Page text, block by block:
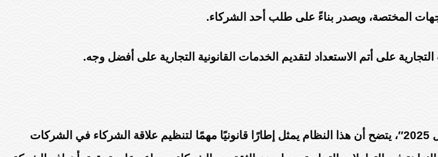
المختصة، ويصدر بناءً على طلب أحد الشركاء.
على أتم الاستعداد لتقديم الخدمات القانونية التجارية على أفضل وجه.
في ختام هذا الموضوع حول “نظام قرارات الشركاء في وزارة التجارة: ملف كامل 2025″، يتضح أن هذا النظام يمثل إطارًا قانونيًا مهمًا لتنظيم علاقة الشركاء في الشركات